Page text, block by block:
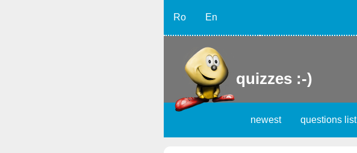
Ro En
quizzes :-)
newest questions list